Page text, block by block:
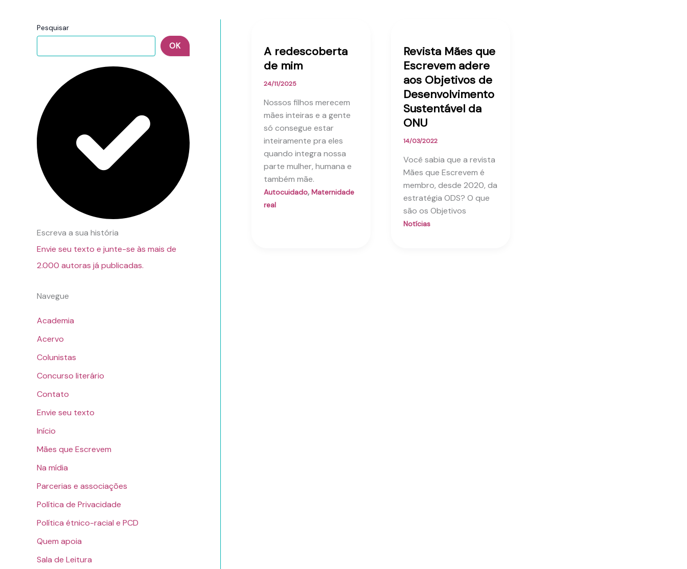
Pesquisar
OK
Escreva a sua história
Envie seu texto e junte-se às mais de
2.000 autoras já publicadas.
Navegue
Academia
Acervo
Colunistas
Concurso literário
Contato
Envie seu texto
Início
Mães que Escrevem
Na mídia
Parcerias e associações
Política de Privacidade
Política étnico-racial e PCD
Quem apoia
Sala de Leitura
A redescoberta
de mim
24/11/2025
Nossos filhos merecem
mães inteiras e a gente
só consegue estar
inteiramente pra eles
quando integra nossa
parte mulher, humana e
também mãe.
Autocuidado, Maternidade
real
Revista Mães que
Escrevem adere
aos Objetivos de
Desenvolvimento
Sustentável da
ONU
14/03/2022
Você sabia que a revista
Mães que Escrevem é
membro, desde 2020, da
estratégia ODS? O que
são os Objetivos
Notícias